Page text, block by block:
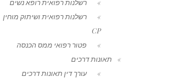
רשלנות רפואית רופא נשים
רשלנות רפואית ושיתוק מוחין
CP
פטור רפואי ממס הכנסה
תאונות דרכים
עורך דין תאונות דרכים